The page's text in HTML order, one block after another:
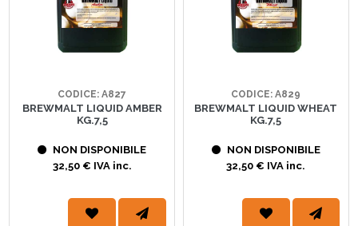
CODICE: A827
BREWMALT LIQUID AMBER
KG.7,5
NON DISPONIBILE
32,50 € IVA inc.
CODICE: A829
BREWMALT LIQUID WHEAT
KG.7,5
NON DISPONIBILE
32,50 € IVA inc.